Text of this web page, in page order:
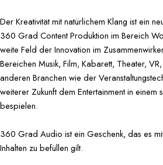
Der Kreativität mit natürlichem Klang ist ein
360 Grad Content Produktion im Bereich
weite Feld der Innovation im
Bereichen Musik, Film, Kabarett, Theater,
anderen Branchen wie der
weiterer Zukunft dem Entertainment in einem
bespielen.
360 Grad Audio ist ein Geschenk, das es
Inhalten zu befüllen gilt.